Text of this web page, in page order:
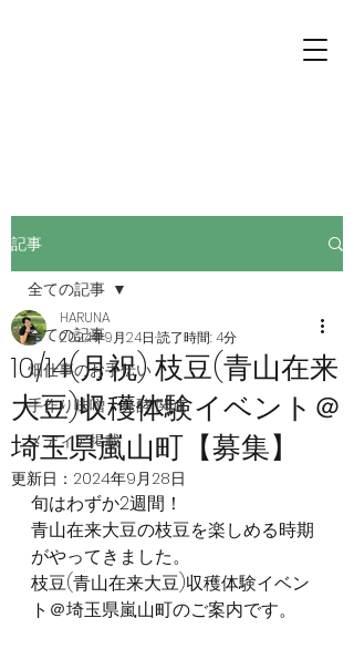
記事
全ての記事
畑仕事のお手伝い
手作り味噌・発酵 関連
メディア掲載
全ての記事
10/14(月祝) 枝豆(青山在来
大豆)収穫体験イベント＠
埼玉県嵐山町【募集】
HARUNA
2024年9月24日 読了時間: 4分
更新日： 2024年9月28日
旬はわずか2週間！
青山在来大豆の枝豆を楽しめる時期
がやってきました。
枝豆(青山在来大豆)収穫体験イベン
ト＠埼玉県嵐山町のご案内です。